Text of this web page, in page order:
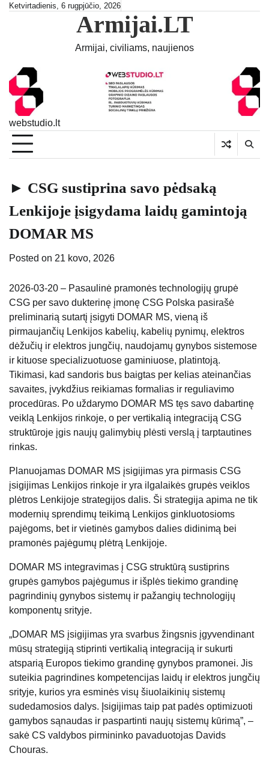
SkipKetvirtadienis, 6 rugpjūčio, 2026
Armijai.LT
Armijai, civiliams, naujienos
webstudio.lt
► CSG sustiprina savo pėdsaką
Lenkijoje įsigydama laidų gamintoją
DOMAR MS
Posted on 21 kovo, 2026
2026-03-20 – Pasaulinė pramonės technologijų grupė
CSG per savo dukterinę įmonę CSG Polska pasirašė
preliminarią sutartį įsigyti DOMAR MS, vieną iš
pirmaujančių Lenkijos kabelių, kabelių pynimų, elektros
dėžučių ir elektros jungčių, naudojamų gynybos sistemose
ir kituose specializuotuose gaminiuose, platintoją.
Tikimasi, kad sandoris bus baigtas per kelias ateinančias
savaites, įvykdžius reikiamas formalias ir reguliavimo
procedūras. Po uždarymo DOMAR MS tęs savo dabartinę
veiklą Lenkijos rinkoje, o per vertikalią integraciją CSG
struktūroje įgis naujų galimybių plėsti verslą į tarptautines
rinkas.
Planuojamas DOMAR MS įsigijimas yra pirmasis CSG
įsigijimas Lenkijos rinkoje ir yra ilgalaikės grupės veiklos
plėtros Lenkijoje strategijos dalis. Ši strategija apima ne tik
modernių sprendimų teikimą Lenkijos ginkluotosioms
pajėgoms, bet ir vietinės gamybos dalies didinimą bei
pramonės pajėgumų plėtrą Lenkijoje.
DOMAR MS integravimas į CSG struktūrą sustiprins
grupės gamybos pajėgumus ir išplės tiekimo grandinę
pagrindinių gynybos sistemų ir pažangių technologijų
komponentų srityje.
„DOMAR MS įsigijimas yra svarbus žingsnis įgyvendinant
mūsų strategiją stiprinti vertikalią integraciją ir sukurti
atsparią Europos tiekimo grandinę gynybos pramonei. Jis
suteikia pagrindines kompetencijas laidų ir elektros jungčių
srityje, kurios yra esminės visų šiuolaikinių sistemų
sudedamosios dalys. Įsigijimas taip pat padės optimizuoti
gamybos sąnaudas ir paspartinti naujų sistemų kūrimą”, –
sakė CS valdybos pirmininko pavaduotojas Davids
Chouras.